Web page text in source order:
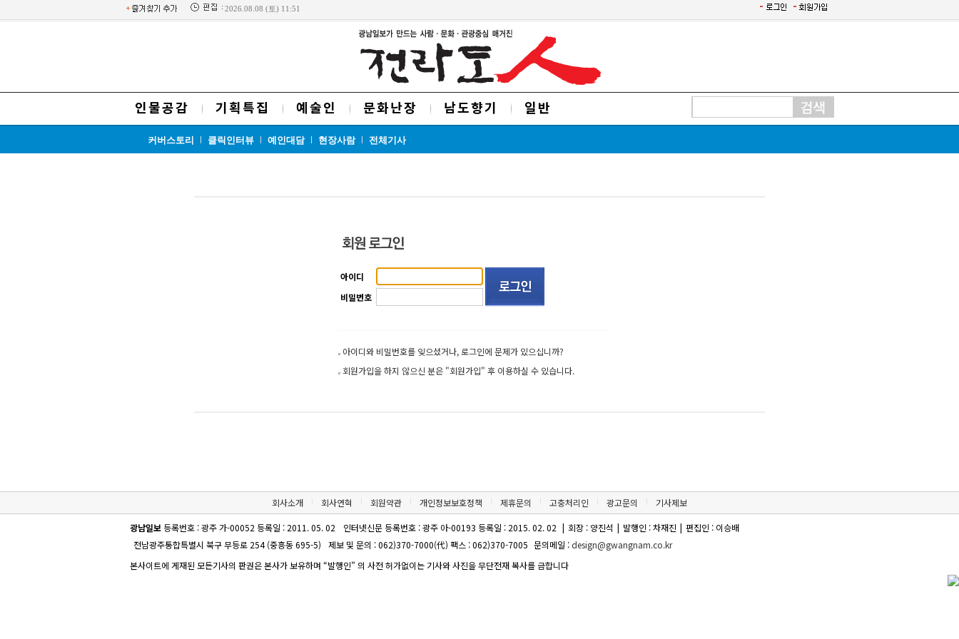
2026.08.08 (토) 11:51
인물공감 기획특집 예술인 문화난장 남도향기 일반
커버스토리 클릭인터뷰 예인대담 현장사람 전체기사
아이디
비밀번호
아이디와 비밀번호를 잊으셨거나, 로그인에 문제가 있으십니까?
회원가입을 하지 않으신 분은 "회원가입" 후 이용하실 수 있습니다.
회사소개 회사연혁 회원약관 개인정보보호정책 제휴문의 고충처리인 광고문의 기사제보
광남일보 등록번호 : 광주 가-00052 등록일 : 2011. 05. 02 인터넷신문 등록번호 : 광주 아-00193 등록일 : 2015. 02. 02 | 회장 : 양진석 | 발행인 : 차재진 | 편집인 : 이승배
전남광주통합특별시 북구 무등로 254 (중흥동 695-5)
제보 및 문의 : 062)370-7000(代) 팩스 : 062)370-7005 문의메일 :design@gwangnam.co.kr
본사이트에 게재된 모든기사의 판권은 본사가 보유하며 “발행인” 의 사전 허가없이는 기사와 사진을 무단전재 복사를 금합니다